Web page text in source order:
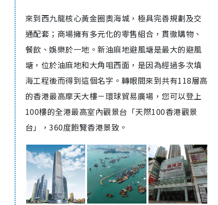
來到西九龍核心黃金圈奧海城，極具完善規劃及交
通配套；商場擁有多元化的零售組合，貫徹購物、
餐飲、娛樂於一地。新油麻地避風塘是最大的避風
塘，位於油麻地和大角咀西面，是因為經過多次填
海工程後而得到這個名字。轉眼間來到共有118層高
的香港最高摩天大樓－環球貿易廣場，您可以登上
100樓的全港最高室內觀景台「天際100香港觀景
台」，360度飽覽香港景致。